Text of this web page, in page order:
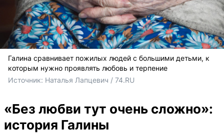
Галина сравнивает пожилых людей с большими детьми, к
которым нужно проявлять любовь и терпение
Источник: Наталья Лапцевич / 74.RU
«Без любви тут очень сложно»:
история Галины